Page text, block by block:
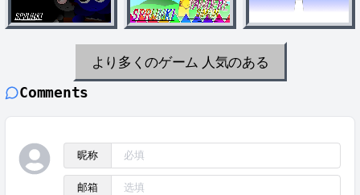
より多くのゲーム 人気のある
Comments
昵称
邮箱